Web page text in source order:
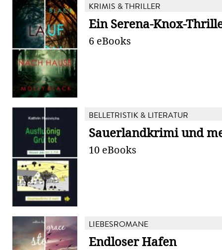
KRIMIS & THRILLER
Ein Serena-Knox-
6 eBooks
BELLETRISTIK & LITERATUR
Sauerlandkrimi und
10 eBooks
LIEBESROMANE
Endloser Hafen